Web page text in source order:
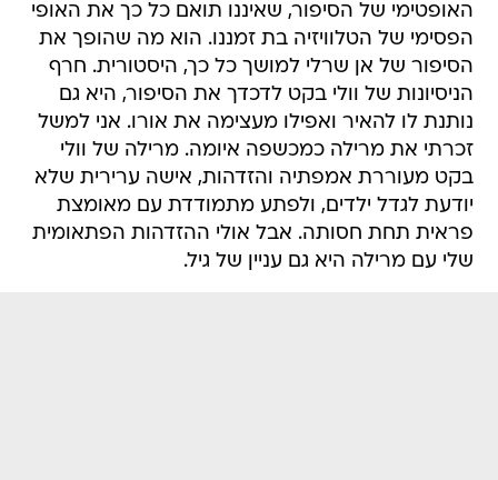
האופטימי של הסיפור, שאיננו תואם כל כך את האופי
הפסימי של הטלוויזיה בת זמננו. הוא מה שהופך את
הסיפור של אן שרלי למושך כל כך, היסטורית. חרף
הניסיונות של וולי בקט לדכדך את הסיפור, היא גם
נותנת לו להאיר ואפילו מעצימה את אורו. אני למשל
זכרתי את מרילה כמכשפה איומה. מרילה של וולי
בקט מעוררת אמפתיה והזדהות, אישה ערירית שלא
יודעת לגדל ילדים, ולפתע מתמודדת עם מאומצת
פראית תחת חסותה. אבל אולי ההזדהות הפתאומית
שלי עם מרילה היא גם עניין של גיל.